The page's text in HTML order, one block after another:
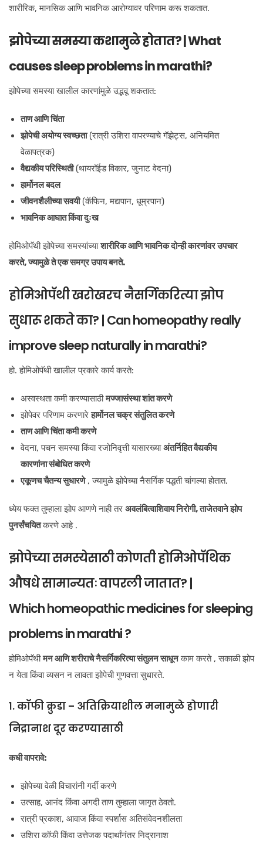
शारीरिक, मानसिक आणि भावनिक आरोग्यावर परिणाम करू शकतात.
झोपेच्या समस्या कशामुळे होतात? | What
causes sleep problems in marathi?
झोपेच्या समस्या खालील कारणांमुळे उद्भवू शकतात:
ताण आणि चिंता
झोपेची अयोग्य स्वच्छता(रात्री उशिरा वापरण्याचे गॅझेट्स, अनियमित
वेळापत्रक)
वैद्यकीय परिस्थिती(थायरॉईड विकार, जुनाट वेदना)
हार्मोनल बदल
जीवनशैलीच्या सवयी(कॅफिन, मद्यपान, धूम्रपान)
भावनिक आघात किंवा दुःख
होमिओपॅथी झोपेच्या समस्यांच्याशारीरिक आणि भावनिक दोन्ही कारणांवर उपचार
करते, ज्यामुळे ते एक समग्र उपाय बनते.
होमिओपॅथी खरोखरच नैसर्गिकरित्या झोप
सुधारू शकते का? | Can homeopathy really
improve sleep naturally in marathi?
हो. होमिओपॅथी खालील प्रकारे कार्य करते:
अस्वस्थता कमी करण्यासाठीमज्जासंस्था शांत करणे
झोपेवर परिणाम करणारेहार्मोनल चक्र संतुलित करणे
ताण आणि चिंता कमी करणे
वेदना, पचन समस्या किंवा रजोनिवृत्ती यासारख्याअंतर्निहित वैद्यकीय
कारणांना संबोधित करणे
एकूणच चैतन्य सुधारणे, ज्यामुळे झोपेच्या नैसर्गिक पद्धती चांगल्या होतात.
ध्येय फक्त तुम्हाला झोप आणणे नाही तर अवलंबित्वाशिवाय निरोगी, ताजेतवाने झोप
पुनर्संचयितकरणे आहे .
झोपेच्या समस्येसाठी कोणती होमिओपॅथिक
औषधे सामान्यतः वापरली जातात? |
Which homeopathic medicines for sleeping
problems in marathi ?
होमिओपॅथीमन आणि शरीराचे नैसर्गिकरित्या संतुलन साधूनकाम करते , सकाळी झोप
न येता किंवा व्यसन न लावता झोपेची गुणवत्ता सुधारते.
१. कॉफी क्रुडा – अतिक्रियाशील मनामुळे होणारी
निद्रानाश दूर करण्यासाठी
कधी वापरावे:
झोपेच्या वेळी विचारांनी गर्दी करणे
उत्साह, आनंद किंवा अगदी ताण तुम्हाला जागृत ठेवतो.
रात्री प्रकाश, आवाज किंवा स्पर्शास अतिसंवेदनशीलता
उशिरा कॉफी किंवा उत्तेजक पदार्थांनंतर निद्रानाश